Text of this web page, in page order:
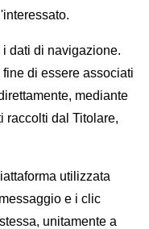
i dati di navigazione.
di essere associati
mediante
raccolti dal Titolare,
utilizzata
e i clic
unitamente a